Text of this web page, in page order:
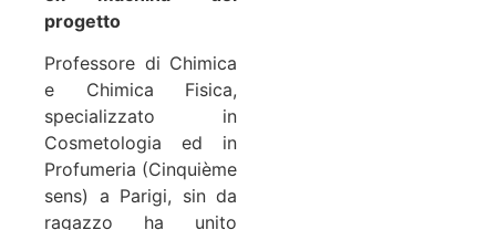
progetto
Professore di Chimica
e Chimica Fisica,
specializzato in
Cosmetologia ed in
Profumeria (Cinquième
sens) a Parigi, sin da
ragazzo ha unito